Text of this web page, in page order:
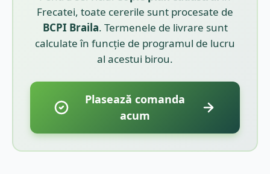
Frecatei, toate cererile sunt procesate de
BCPI Braila. Termenele de livrare sunt
calculate în funcție de programul de lucru
al acestui birou.
Plasează comanda
acum